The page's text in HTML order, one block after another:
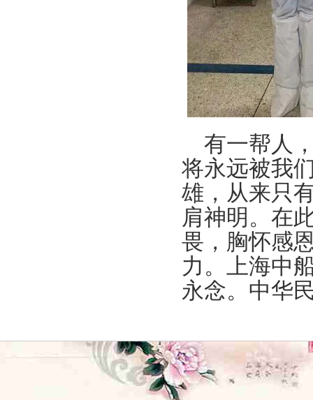
有一帮人
将永远被我
雄，从来只
肩神明。在
畏，胸怀感
力。上海中
永念。中华